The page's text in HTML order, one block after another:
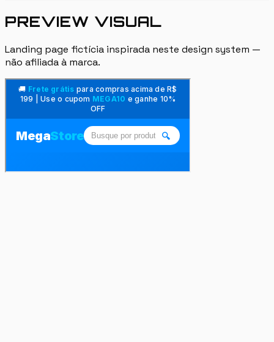
PREVIEW VISUAL
Landing page fictícia inspirada neste design system —
não afiliada à marca.